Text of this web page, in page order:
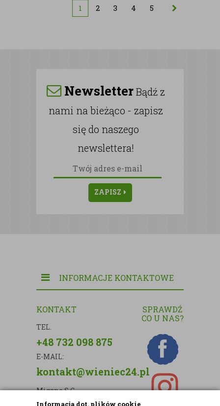
Informacja dot. plików cookie
1 2 3 4 5
NewsletterBądź z
nami na bieżąco - zapisz
się do naszego
newslettera!
ZAPISZ
INFORMACJE KONTAKTOWE
KONTAKT
TEL.
+48 732 098 875
E-MAIL:
kontakt@wieniec24.pl
Migano S.C.
SPRAWDŹ
CO U NAS?